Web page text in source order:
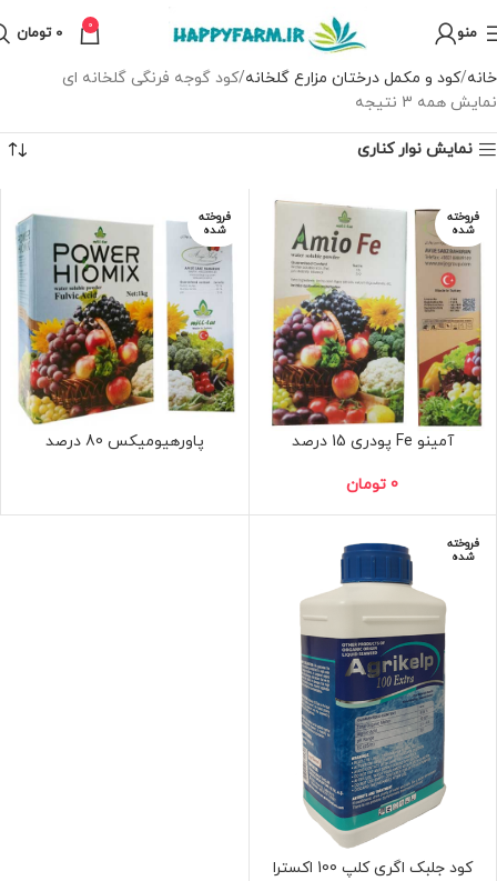
منو 0
0 تومان
خانه کود و مکمل درختان مزارع گلخانه کود گوجه فرنگی گلخانه ای
نمایش همه 3 نتیجه
نمایش نوار کناری
فروخته
شده
آمینو Fe پودری 15 درصد
0 تومان
فروخته
شده
پاورهیومیکس 80 درصد
فروخته
شده
کود جلبک اگری کلپ 100 اکسترا